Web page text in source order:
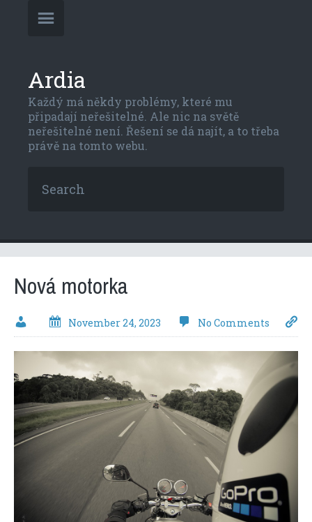
Ardia
Každý má někdy problémy, které mu
připadají neřešitelné. Ale nic na světě
neřešitelné není. Řešení se dá najít, a to třeba
právě na tomto webu.
Nová motorka
November 24, 2023 No Comments